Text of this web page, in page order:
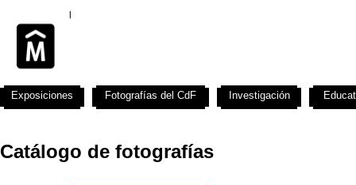
Catálogo de fotografías
Exposiciones Fotografías del CdF Investigación